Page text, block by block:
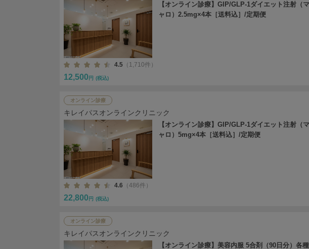
【オンライン診療】GIP/GLP-1ダイエット注射（
ャロ）2.5mg×4本［送料込］/定期便
4.5 （1,710件）
12,500 円 (税込)
オンライン診療
キレイパスオンラインクリニック
【オンライン診療】GIP/GLP-1ダイエット注射（
ャロ）5mg×4本［送料込］/定期便
4.6 （486件）
22,800 円 (税込)
オンライン診療
キレイパスオンラインクリニック
【オンライン診療】美容内服 5合剤（90日分）各